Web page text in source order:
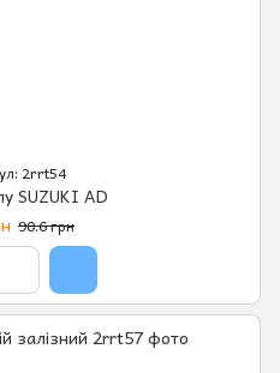
2rrt54
SUZUKI AD
90.6 грн